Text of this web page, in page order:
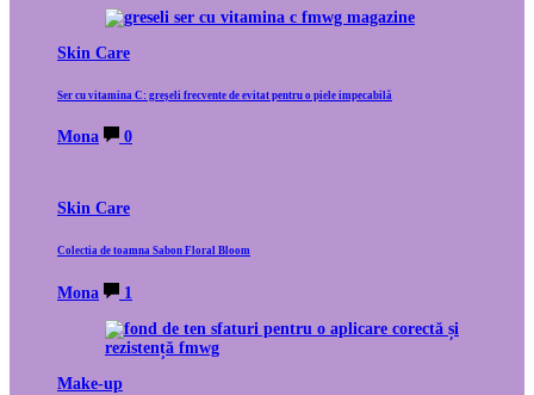
Skin Care
Ser cu vitamina C: greșeli frecvente de evitat pentru o piele impecabilă
Mona 0
Skin Care
Colectia de toamna Sabon Floral Bloom
Mona 1
Make-up